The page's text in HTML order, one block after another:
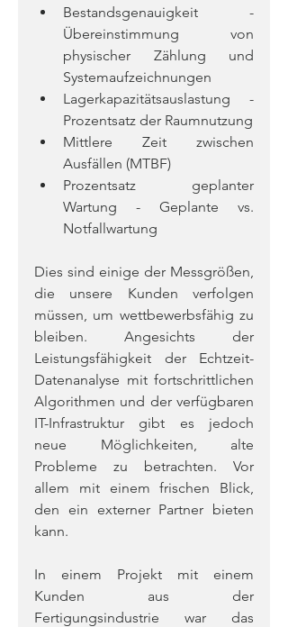
Bestandsgenauigkeit -
Übereinstimmung von
physischer Zählung und
Systemaufzeichnungen
Lagerkapazitätsauslastung -
Prozentsatz der Raumnutzung
Mittlere Zeit zwischen
Ausfällen (MTBF)
Prozentsatz geplanter
Wartung - Geplante vs.
Notfallwartung
Dies sind einige der Messgrößen,
die unsere Kunden verfolgen
müssen, um wettbewerbsfähig zu
bleiben. Angesichts der
Leistungsfähigkeit der Echtzeit-
Datenanalyse mit fortschrittlichen
Algorithmen und der verfügbaren
IT-Infrastruktur gibt es jedoch
neue Möglichkeiten, alte
Probleme zu betrachten. Vor
allem mit einem frischen Blick,
den ein externer Partner bieten
kann.
In einem Projekt mit einem
Kunden aus der
Fertigungsindustrie war das